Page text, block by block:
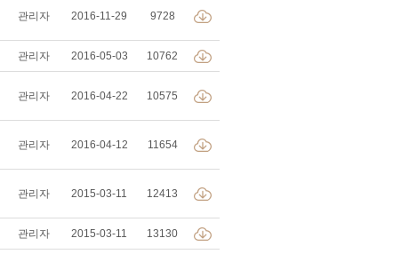
관리자 2016-11-29 9728
관리자 2016-05-03 10762
관리자 2016-04-22 10575
관리자 2016-04-12 11654
관리자 2015-03-11 12413
관리자 2015-03-11 13130